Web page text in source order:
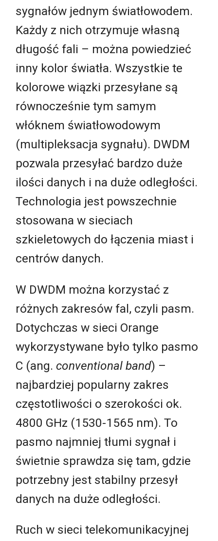
sygnałów jednym światłowodem.
Każdy z nich otrzymuje własną
długość fali – można powiedzieć
inny kolor światła. Wszystkie te
kolorowe wiązki przesyłane są
równocześnie tym samym
włóknem światłowodowym
(multipleksacja sygnału). DWDM
pozwala przesyłać bardzo duże
ilości danych i na duże odległości.
Technologia jest powszechnie
stosowana w sieciach
szkieletowych do łączenia miast i
centrów danych.
W DWDM można korzystać z
różnych zakresów fal, czyli pasm.
Dotychczas w sieci Orange
wykorzystywane było tylko pasmo
C (ang. conventional band) –
najbardziej popularny zakres
częstotliwości o szerokości ok.
4800 GHz (1530-1565 nm). To
pasmo najmniej tłumi sygnał i
świetnie sprawdza się tam, gdzie
potrzebny jest stabilny przesył
danych na duże odległości.
Ruch w sieci telekomunikacyjnej